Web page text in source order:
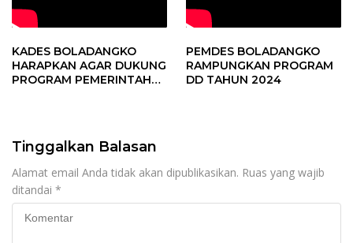
KADES BOLADANGKO
HARAPKAN AGAR DUKUNG
PROGRAM PEMERINTAH
PEMDES BOLADANGKO
RAMPUNGKAN PROGRAM
DD TAHUN 2024
Tinggalkan Balasan
Alamat email Anda tidak akan dipublikasikan. Ruas yang wajib
ditandai *